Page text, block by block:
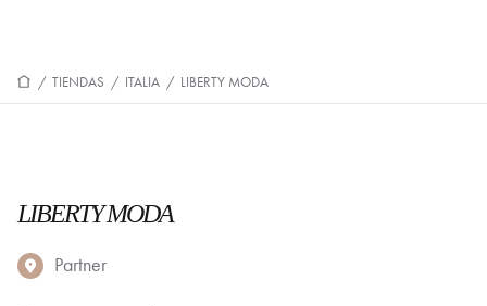
/ TIENDAS / ITALIA / LIBERTY MODA
LIBERTY MODA
Partner